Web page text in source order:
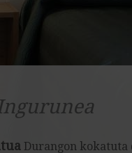
Durangon kokatuta